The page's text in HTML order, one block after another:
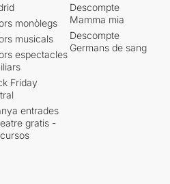
monòlegs
musicals
espectacles
Friday
entrades
gratis -
Descompte
Mamma mia
Descompte
Germans de sang